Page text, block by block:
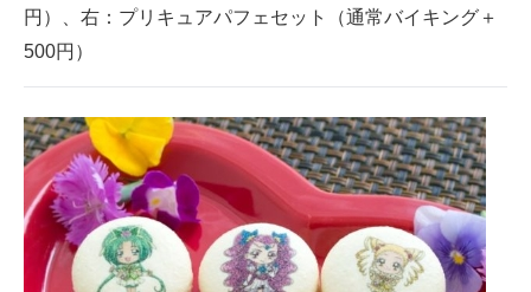
円）、右：プリキュアパフェセット（通常バイキング＋
500円）